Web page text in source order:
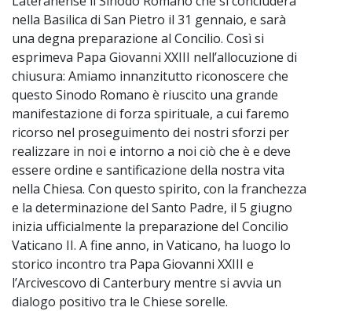
nella Basilica di San Pietro il 31 gennaio, e sarà
una degna preparazione al Concilio. Così si
esprimeva Papa Giovanni XXIII nell’allocuzione di
chiusura: Amiamo innanzitutto riconoscere che
questo Sinodo Romano è riuscito una grande
manifestazione di forza spirituale, a cui faremo
ricorso nel proseguimento dei nostri sforzi per
realizzare in noi e intorno a noi ciò che è e deve
essere ordine e santificazione della nostra vita
nella Chiesa. Con questo spirito, con la franchezza
e la determinazione del Santo Padre, il 5 giugno
inizia ufficialmente la preparazione del Concilio
Vaticano II. A fine anno, in Vaticano, ha luogo lo
storico incontro tra Papa Giovanni XXIII e
l’Arcivescovo di Canterbury mentre si avvia un
dialogo positivo tra le Chiese sorelle.